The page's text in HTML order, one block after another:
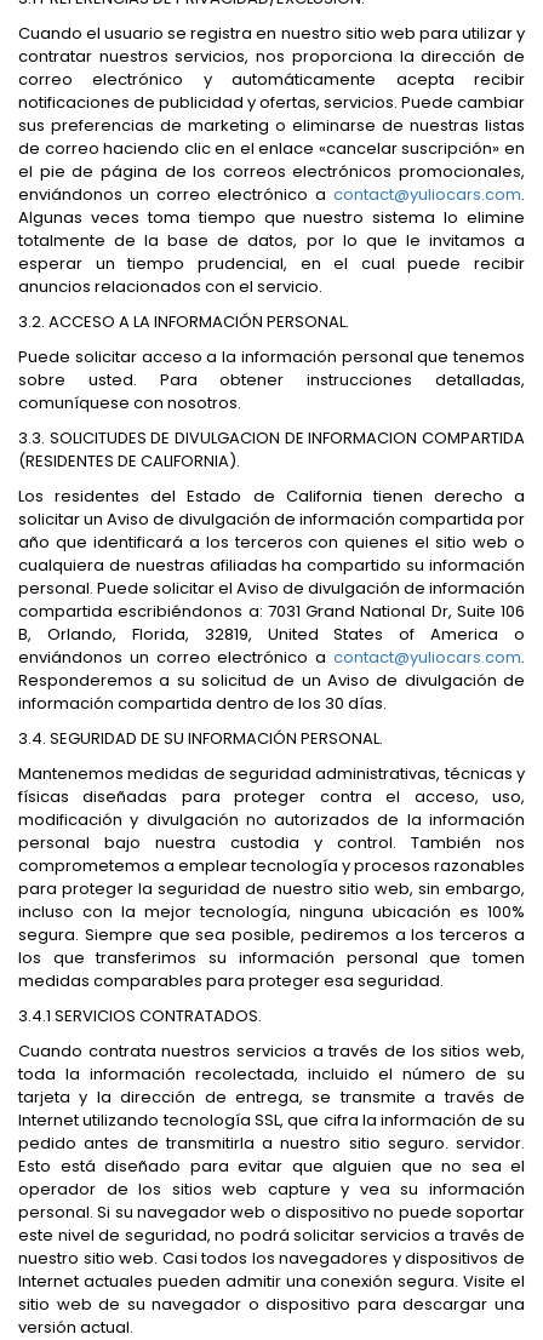
Cuando el usuario se registra en nuestro sitio web para utilizar y
contratar nuestros servicios, nos proporciona la dirección de
correo electrónico y automáticamente acepta recibir
notificaciones de publicidad y ofertas, servicios. Puede cambiar
sus preferencias de marketing o eliminarse de nuestras listas
de correo haciendo clic en el enlace «cancelar suscripción» en
el pie de página de los correos electrónicos promocionales,
enviándonos un correo electrónico a contact@yuliocars.com.
Algunas veces toma tiempo que nuestro sistema lo elimine
totalmente de la base de datos, por lo que le invitamos a
esperar un tiempo prudencial, en el cual puede recibir
anuncios relacionados con el servicio.
3.2. ACCESO A LA INFORMACIÓN PERSONAL.
Puede solicitar acceso a la información personal que tenemos
sobre usted. Para obtener instrucciones detalladas,
comuníquese con nosotros.
3.3. SOLICITUDES DE DIVULGACION DE INFORMACION COMPARTIDA
(RESIDENTES DE CALIFORNIA).
Los residentes del Estado de California tienen derecho a
solicitar un Aviso de divulgación de información compartida por
año que identificará a los terceros con quienes el sitio web o
cualquiera de nuestras afiliadas ha compartido su información
personal. Puede solicitar el Aviso de divulgación de información
compartida escribiéndonos a: 7031 Grand National Dr, Suite 106
B, Orlando, Florida, 32819, United States of America o
enviándonos un correo electrónico a contact@yuliocars.com.
Responderemos a su solicitud de un Aviso de divulgación de
información compartida dentro de los 30 días.
3.4. SEGURIDAD DE SU INFORMACIÓN PERSONAL.
Mantenemos medidas de seguridad administrativas, técnicas y
físicas diseñadas para proteger contra el acceso, uso,
modificación y divulgación no autorizados de la información
personal bajo nuestra custodia y control. También nos
comprometemos a emplear tecnología y procesos razonables
para proteger la seguridad de nuestro sitio web, sin embargo,
incluso con la mejor tecnología, ninguna ubicación es 100%
segura. Siempre que sea posible, pediremos a los terceros a
los que transferimos su información personal que tomen
medidas comparables para proteger esa seguridad.
3.4.1 SERVICIOS CONTRATADOS.
Cuando contrata nuestros servicios a través de los sitios web,
toda la información recolectada, incluido el número de su
tarjeta y la dirección de entrega, se transmite a través de
Internet utilizando tecnología SSL, que cifra la información de su
pedido antes de transmitirla a nuestro sitio seguro. servidor.
Esto está diseñado para evitar que alguien que no sea el
operador de los sitios web capture y vea su información
personal. Si su navegador web o dispositivo no puede soportar
este nivel de seguridad, no podrá solicitar servicios a través de
nuestro sitio web. Casi todos los navegadores y dispositivos de
Internet actuales pueden admitir una conexión segura. Visite el
sitio web de su navegador o dispositivo para descargar una
versión actual.